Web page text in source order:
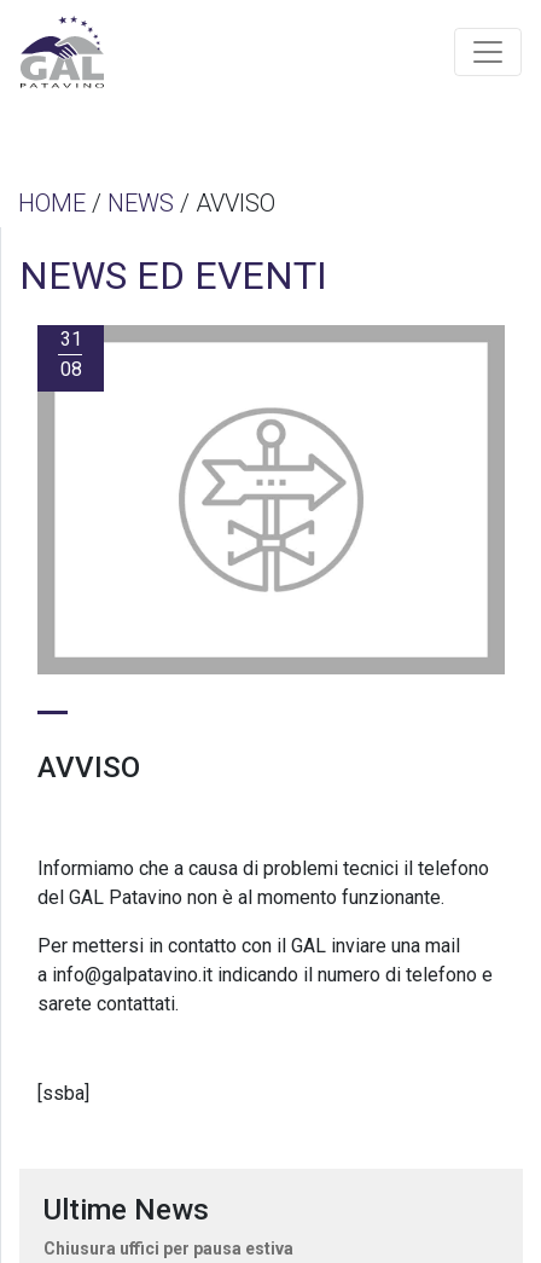
HOME / NEWS / AVVISO
NEWS ED EVENTI
31
08
AVVISO
Informiamo che a causa di problemi tecnici il telefono
del GAL Patavino non è al momento funzionante.
Per mettersi in contatto con il GAL inviare una mail
a info@galpatavino.it indicando il numero di telefono e
sarete contattati.
[ssba]
Ultime News
Chiusura uffici per pausa estiva